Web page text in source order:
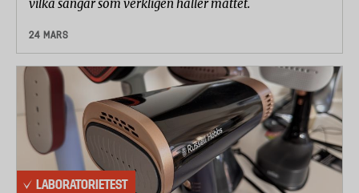
vilka sängar som verkligen håller måttet.
24 MARS
LABORATORIETEST